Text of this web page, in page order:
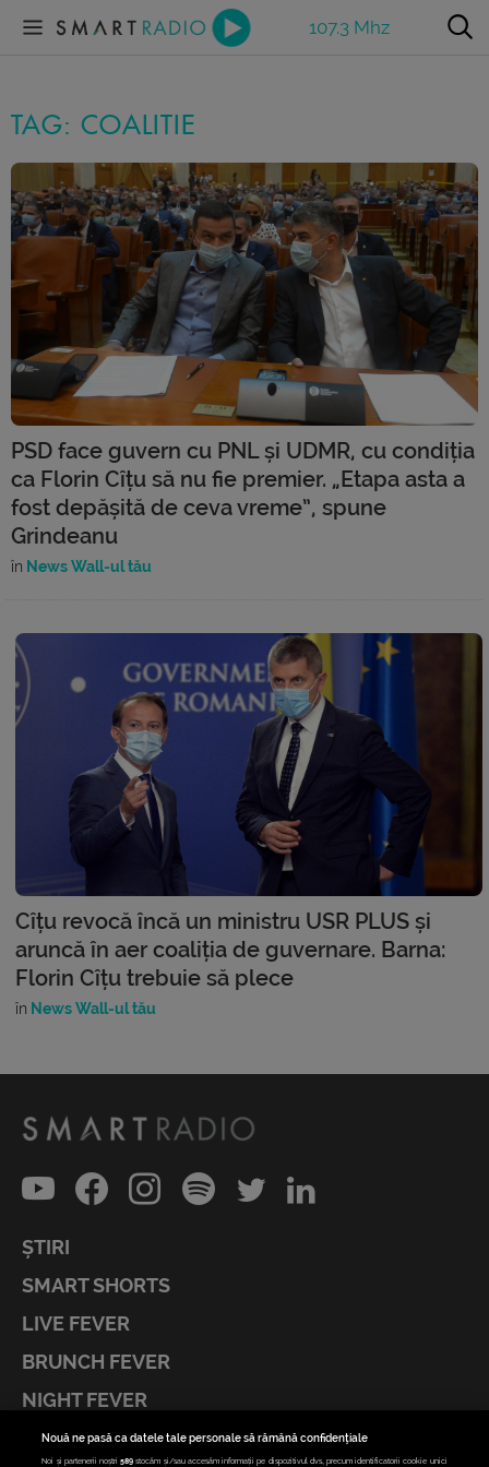
107.3 Mhz
TAG: COALITIE
PSD face guvern cu PNL și UDMR, cu condiția
ca Florin Cîțu să nu fie premier. „Etapa asta a
fost depășită de ceva vreme”, spune
Grindeanu
în News Wall-ul tău
Cîțu revocă încă un ministru USR PLUS și
aruncă în aer coaliția de guvernare. Barna:
Florin Cîțu trebuie să plece
în News Wall-ul tău
ȘTIRI
SMART SHORTS
LIVE FEVER
BRUNCH FEVER
NIGHT FEVER
LIVE FEVER CONCERT
Nouă ne pasă ca datele tale personale să rămână confidențiale
Noi și partenerii noștri589 stocăm și/sau accesăm informații pe dispozitivul dvs., precum identificatorii cookie unici